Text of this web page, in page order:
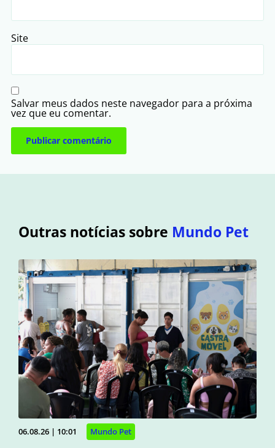
Site
Salvar meus dados neste navegador para a próxima
vez que eu comentar.
Outras notícias sobre Mundo Pet
06.08.26 | 10:01 Mundo Pet